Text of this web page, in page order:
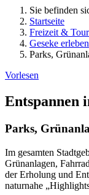
Sie befinden
Startseite
Freizeit &
Geseke erleben
Parks,
Vorlesen
Entspannen
Parks,
Im gesamten
Grünanlagen,
der Erholung und
naturnahe